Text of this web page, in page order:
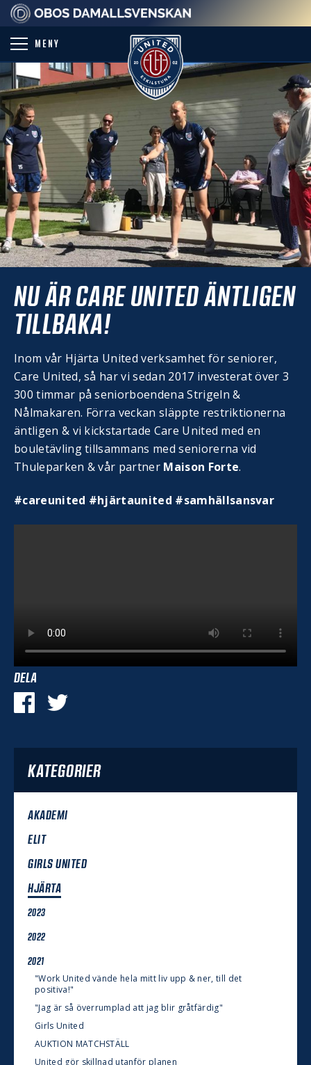
MENY
NU ÄR CARE UNITED ÄNTLIGEN
TILLBAKA!
Inom vår Hjärta United verksamhet för seniorer,
Care United, så har vi sedan 2017 investerat över 3
300 timmar på seniorboendena Strigeln &
Nålmakaren. Förra veckan släppte restriktionerna
äntligen & vi kickstartade Care United med en
bouletävling tillsammans med seniorerna vid
Thuleparken & vår partner Maison Forte.
#careunited #hjärtaunited #samhällsansvar
DELA
KATEGORIER
AKADEMI
ELIT
GIRLS UNITED
HJÄRTA
2023
2022
2021
"Work United vände hela mitt liv upp & ner, till det
positiva!"
"Jag är så överrumplad att jag blir gråtfärdig"
Girls United
AUKTION MATCHSTÄLL
United gör skillnad utanför planen